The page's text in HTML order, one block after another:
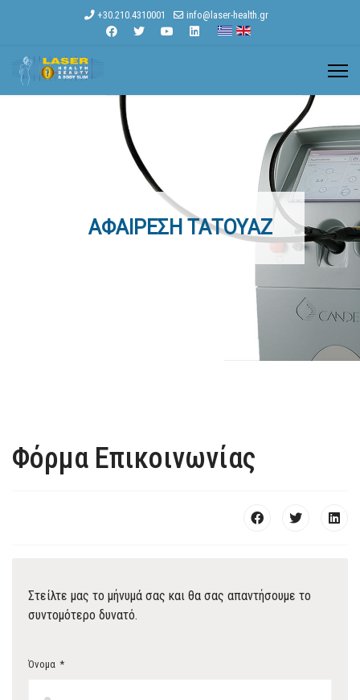
+30.210.4310001 info@laser-health.gr
ΑΦΑΊΡΕΣΗ ΤΑΤΟΥΆΖ
Φόρμα Επικοινωνίας
Στείλτε μας το μήνυμά σας και θα σας απαντήσουμε το
συντομότερο δυνατό.
Όνομα *